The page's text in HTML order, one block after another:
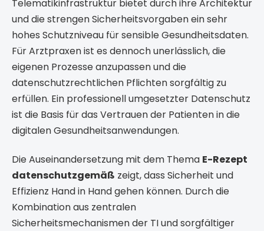
Telematikinfrastruktur bietet durch ihre Architektur
und die strengen Sicherheitsvorgaben ein sehr
hohes Schutzniveau für sensible Gesundheitsdaten.
Für Arztpraxen ist es dennoch unerlässlich, die
eigenen Prozesse anzupassen und die
datenschutzrechtlichen Pflichten sorgfältig zu
erfüllen. Ein professionell umgesetzter Datenschutz
ist die Basis für das Vertrauen der Patienten in die
digitalen Gesundheitsanwendungen.
Die Auseinandersetzung mit dem Thema E-Rezept
datenschutzgemäß zeigt, dass Sicherheit und
Effizienz Hand in Hand gehen können. Durch die
Kombination aus zentralen
Sicherheitsmechanismen der TI und sorgfältiger